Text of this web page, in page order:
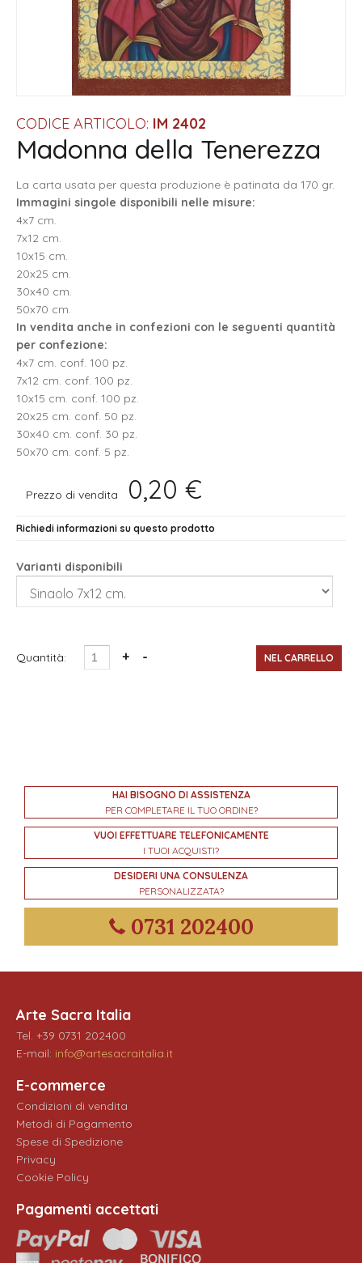
CODICE ARTICOLO: IM 2402
Madonna della Tenerezza
La carta usata per questa produzione è patinata da 170 gr.
Immagini singole disponibili nelle misure:
4x7 cm.
7x12 cm.
10x15 cm.
20x25 cm.
30x40 cm.
50x70 cm.
In vendita anche in confezioni con le seguenti quantità
per confezione:
4x7 cm. conf. 100 pz.
7x12 cm. conf. 100 pz.
10x15 cm. conf. 100 pz.
20x25 cm. conf. 50 pz.
30x40 cm. conf. 30 pz.
50x70 cm. conf. 5 pz.
Prezzo di vendita 0,20 €
Richiedi informazioni su questo prodotto
Varianti disponibili
Quantità:
HAI BISOGNO DI ASSISTENZA
PER COMPLETARE IL TUO ORDINE?
VUOI EFFETTUARE TELEFONICAMENTE
I TUOI ACQUISTI?
DESIDERI UNA CONSULENZA
PERSONALIZZATA?
0731 202400
Arte Sacra Italia
Tel. +39 0731 202400
E-mail: info@artesacraitalia.it
E-commerce
Condizioni di vendita
Metodi di Pagamento
Spese di Spedizione
Privacy
Cookie Policy
Pagamenti accettati